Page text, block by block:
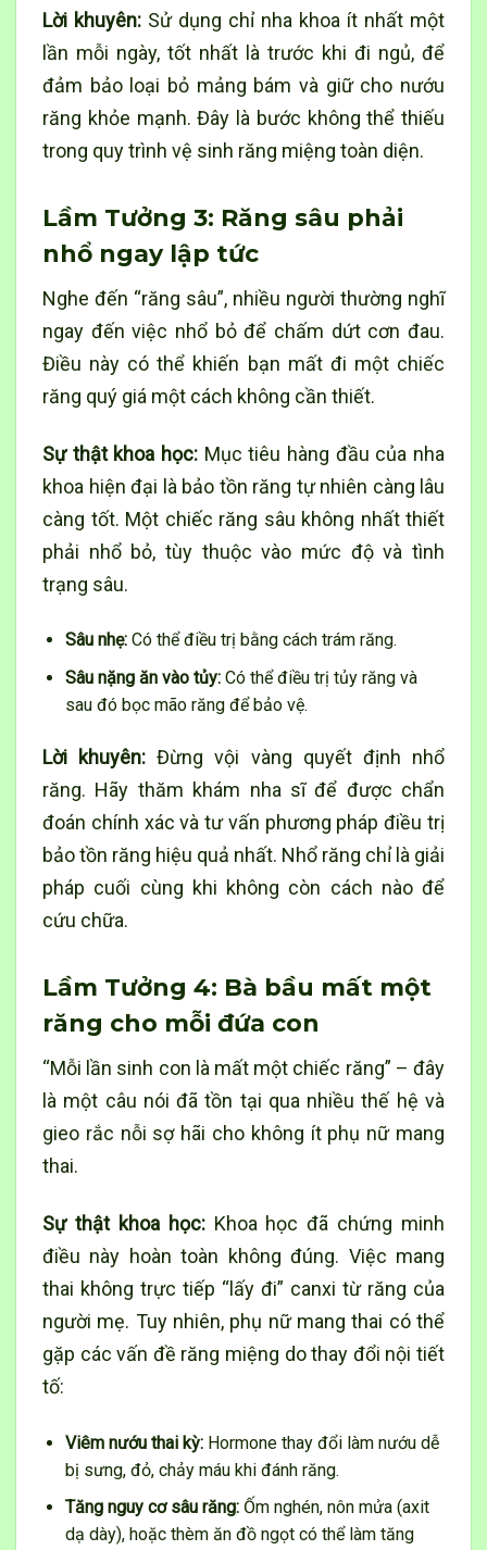
Lời khuyên: Sử dụng chỉ nha khoa ít nhất một
lần mỗi ngày, tốt nhất là trước khi đi ngủ, để
đảm bảo loại bỏ mảng bám và giữ cho nướu
răng khỏe mạnh. Đây là bước không thể thiếu
trong quy trình vệ sinh răng miệng toàn diện.
Lầm Tưởng 3: Răng sâu phải
nhổ ngay lập tức
Nghe đến “răng sâu”, nhiều người thường nghĩ
ngay đến việc nhổ bỏ để chấm dứt cơn đau.
Điều này có thể khiến bạn mất đi một chiếc
răng quý giá một cách không cần thiết.
Sự thật khoa học: Mục tiêu hàng đầu của nha
khoa hiện đại là bảo tồn răng tự nhiên càng lâu
càng tốt. Một chiếc răng sâu không nhất thiết
phải nhổ bỏ, tùy thuộc vào mức độ và tình
trạng sâu.
Sâu nhẹ:Có thể điều trị bằng cách trám răng.
Sâu nặng ăn vào tủy:Có thể điều trị tủy răng và
sau đó bọc mão răng để bảo vệ.
Lời khuyên: Đừng vội vàng quyết định nhổ
răng. Hãy thăm khám nha sĩ để được chẩn
đoán chính xác và tư vấn phương pháp điều trị
bảo tồn răng hiệu quả nhất. Nhổ răng chỉ là giải
pháp cuối cùng khi không còn cách nào để
cứu chữa.
Lầm Tưởng 4: Bà bầu mất một
răng cho mỗi đứa con
“Mỗi lần sinh con là mất một chiếc răng” – đây
là một câu nói đã tồn tại qua nhiều thế hệ và
gieo rắc nỗi sợ hãi cho không ít phụ nữ mang
thai.
Sự thật khoa học:Khoa học đã chứng minh
điều này hoàn toàn không đúng. Việc mang
thai không trực tiếp “lấy đi” canxi từ răng của
người mẹ. Tuy nhiên, phụ nữ mang thai có thể
gặp các vấn đề răng miệng do thay đổi nội tiết
tố:
Viêm nướu thai kỳ:Hormone thay đổi làm nướu dễ
bị sưng, đỏ, chảy máu khi đánh răng.
Tăng nguy cơ sâu răng:Ốm nghén, nôn mửa (axit
dạ dày), hoặc thèm ăn đồ ngọt có thể làm tăng